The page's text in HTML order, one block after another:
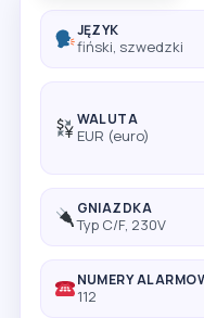
JĘZYK
fiński, szwedzki
WALUTA
EUR (euro)
GNIAZDKA
Typ C/F, 230V
NUMERY
112